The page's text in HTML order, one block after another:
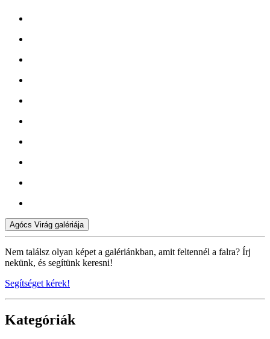
Agócs Virág galériája
Nem találsz olyan képet a galériánkban, amit feltennél a falra? Írj
nekünk, és segítünk keresni!
Segítséget kérek!
Kategóriák